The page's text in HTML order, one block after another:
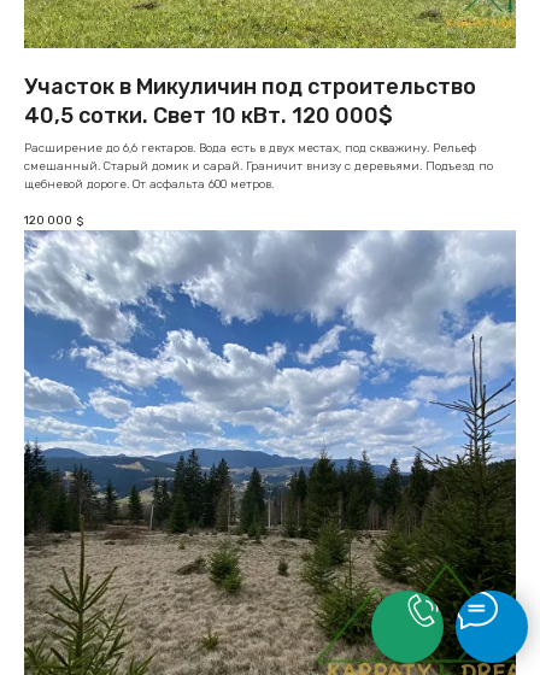
Участок в Микуличин под строительство
40,5 сотки. Свет 10 кВт. 120 000$
Расширение до 6,6 гектаров. Вода есть в двух местах, под скважину. Рельеф
смешанный. Старый домик и сарай. Граничит внизу с деревьями. Подъезд по
щебневой дороге. От асфальта 600 метров.
120 000 $